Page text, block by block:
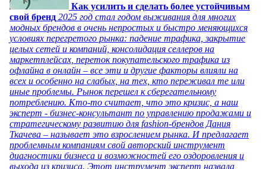
Как усилить и сделать более устойчивым
свой бренд 2025 год стал годом выживания для многих
модных брендов в очень непростых и быстро меняющихся
условиях перегретого рынка: падение трафика, закрытие
целых сетей и компаний, консолидация селлеров на
маркетплейсах, переток покупательского трафика из
офлайна в онлайн – все эти и другие факторы влияли на
всех и особенно на слабых, на тех, кто переживал те или
иные проблемы. Рынок перешел к сберегательному
потреблению. Кто-то считает, что это кризис, а наш
эксперт - бизнес-консультант по управлению продажами и
стратегическому развитию для fashion-брендов Дания
Ткачева – называет это взрослением рынка. И предлагает
проблемным компаниям свой авторский инструмент
диагностики бизнеса и возможностей его оздоровления и
выхода из кризиса. Этот инструмент эксперт назвала